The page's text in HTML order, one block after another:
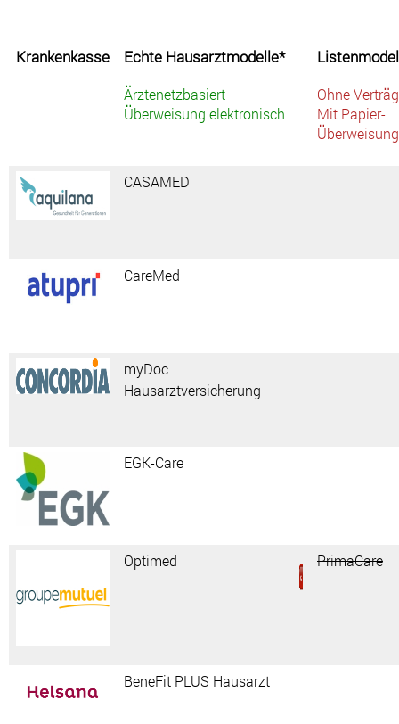
Krankenkasse Echte Hausarztmodelle*
Ärztenetzbasiert
Überweisung elektronisch
Ohne
Mit Papier-
CASAMED
CareMed
myDoc
Hausarztversicherung
EGK-Care
Optimed PrimaCare
BeneFit PLUS Hausarzt